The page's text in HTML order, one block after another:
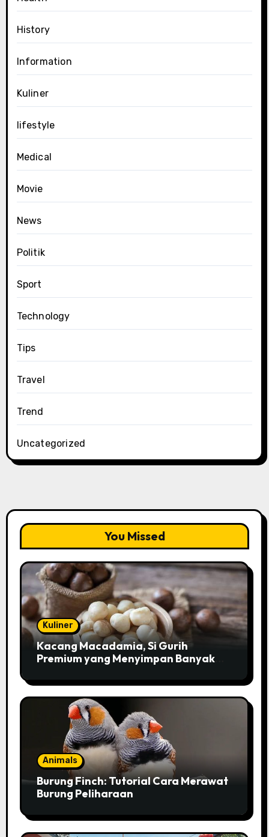
History
Information
Kuliner
lifestyle
Medical
Movie
News
Politik
Sport
Technology
Tips
Travel
Trend
Uncategorized
You Missed
Kuliner
Kacang Macadamia, Si Gurih
Premium yang Menyimpan Banyak
Animals
Burung Finch: Tutorial Cara Merawat
Burung Peliharaan